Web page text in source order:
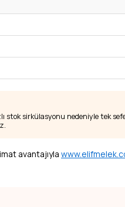
stok sirkülasyonu nedeniyle tek
avantajıyla